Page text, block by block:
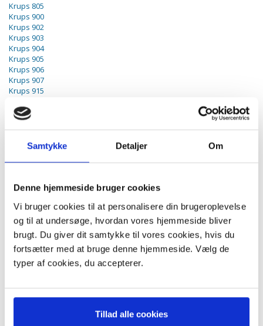
Samtykke Detaljer Om
Denne hjemmeside bruger cookies
Vi bruger cookies til at personalisere din brugeroplevelse
og til at undersøge, hvordan vores hjemmeside bliver
brugt. Du giver dit samtykke til vores cookies, hvis du
fortsætter med at bruge denne hjemmeside. Vælg de
typer af cookies, du accepterer.
Tillad alle cookies
Krups 805
Krups 900
Krups 902
Krups 903
Krups 904
Krups 905
Krups 906
Krups 907
Krups 915
Krups 919
Krups 923
Krups 926
Krups 927
Krups 929
Krups 935
Master
Miele
National
Nilfisk Sprint
Panasonic
Siemens